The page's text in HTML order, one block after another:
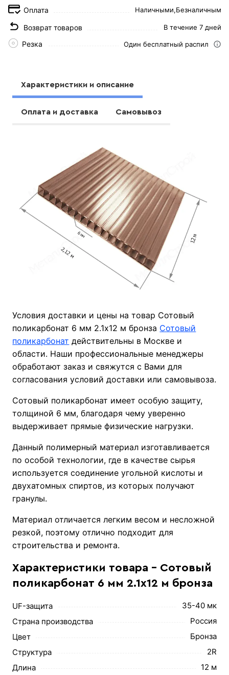
Оплата Наличными,Безналичным
Возврат товаров В течение 7 дней
Резка Один бесплатный распил
Характеристики и описание
Оплата и доставка Самовывоз
Условия доставки и цены на товар Сотовый
поликарбонат 6 мм 2.1х12 м бронза Сотовый
поликарбонат действительны в Москве и
области. Наши профессиональные менеджеры
обработают заказ и свяжутся с Вами для
согласования условий доставки или самовывоза.
Сотовый поликарбонат имеет особую защиту,
толщиной 6 мм, благодаря чему уверенно
выдерживает прямые физические нагрузки.
Данный полимерный материал изготавливается
по особой технологии, где в качестве сырья
используется соединение угольной кислоты и
двухатомных спиртов, из которых получают
гранулы.
Материал отличается легким весом и несложной
резкой, поэтому отлично подходит для
строительства и ремонта.
Характеристики товара - Сотовый
поликарбонат 6 мм 2.1х12 м бронза
UF-защита
35-40 мк
Страна производства
Россия
Цвет
Бронза
Структура
2R
Длина
12 м